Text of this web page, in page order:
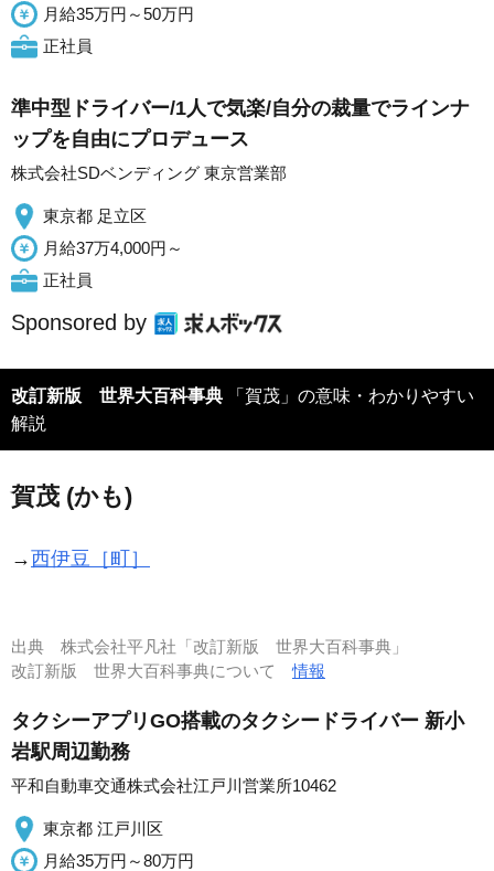
月給35万円～50万円
正社員
準中型ドライバー/1人で気楽/自分の裁量でラインナ
ップを自由にプロデュース
株式会社SDベンディング 東京営業部
東京都 足立区
月給37万4,000円～
正社員
Sponsored by
改訂新版 世界大百科事典
解説
賀茂 (かも)
→西伊豆［町］
出典 株式会社平凡社「改訂新版 世界大百科事典」
改訂新版 世界大百科事典について情報
タクシーアプリGO搭載のタクシードライバー 新小
岩駅周辺勤務
平和自動車交通株式会社江戸川営業所10462
東京都 江戸川区
月給35万円～80万円